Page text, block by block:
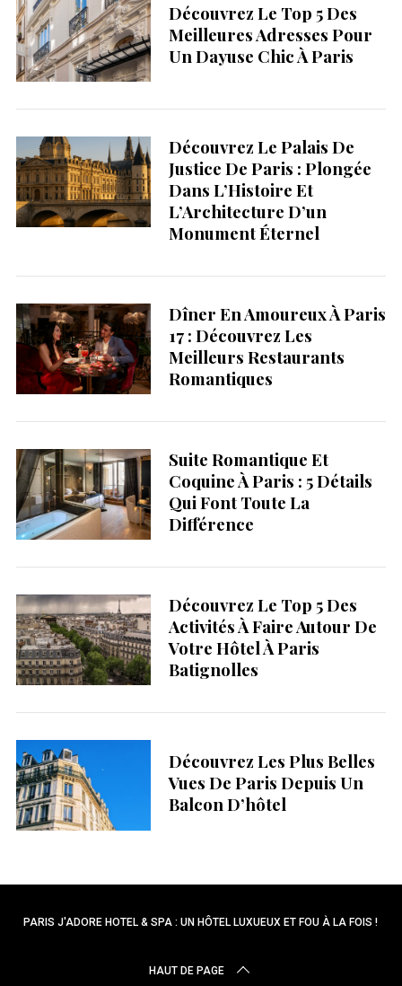
Découvrez Le Top 5 Des
Meilleures Adresses Pour
Un Dayuse Chic À Paris
Découvrez Le Palais De
Justice De Paris : Plongée
Dans L’Histoire Et
L’Architecture D’un
Monument Éternel
Dîner En Amoureux À Paris
17 : Découvrez Les
Meilleurs Restaurants
Romantiques
Suite Romantique Et
Coquine À Paris : 5 Détails
Qui Font Toute La
Différence
Découvrez Le Top 5 Des
Activités À Faire Autour De
Votre Hôtel À Paris
Batignolles
Découvrez Les Plus Belles
Vues De Paris Depuis Un
Balcon D’hôtel
PARIS J'ADORE HOTEL & SPA : UN HÔTEL LUXUEUX ET FOU À LA FOIS !
HAUT DE PAGE